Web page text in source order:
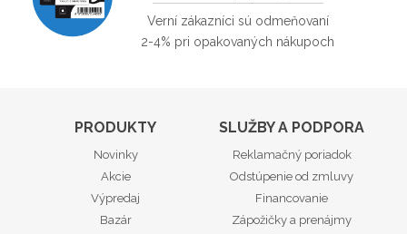
Verní zákazníci sú odmeňovaní
2-4% pri opakovaných nákupoch
PRODUKTY
Novinky
Akcie
Výpredaj
Bazár
SLUŽBY A PODPORA
Reklamačný poriadok
Odstúpenie od zmluvy
Financovanie
Zápožičky a prenájmy